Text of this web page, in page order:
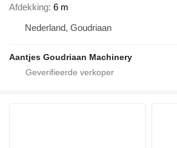
Afdekking 6 m
Nederland, Goudriaan
Aantjes Goudriaan Machinery